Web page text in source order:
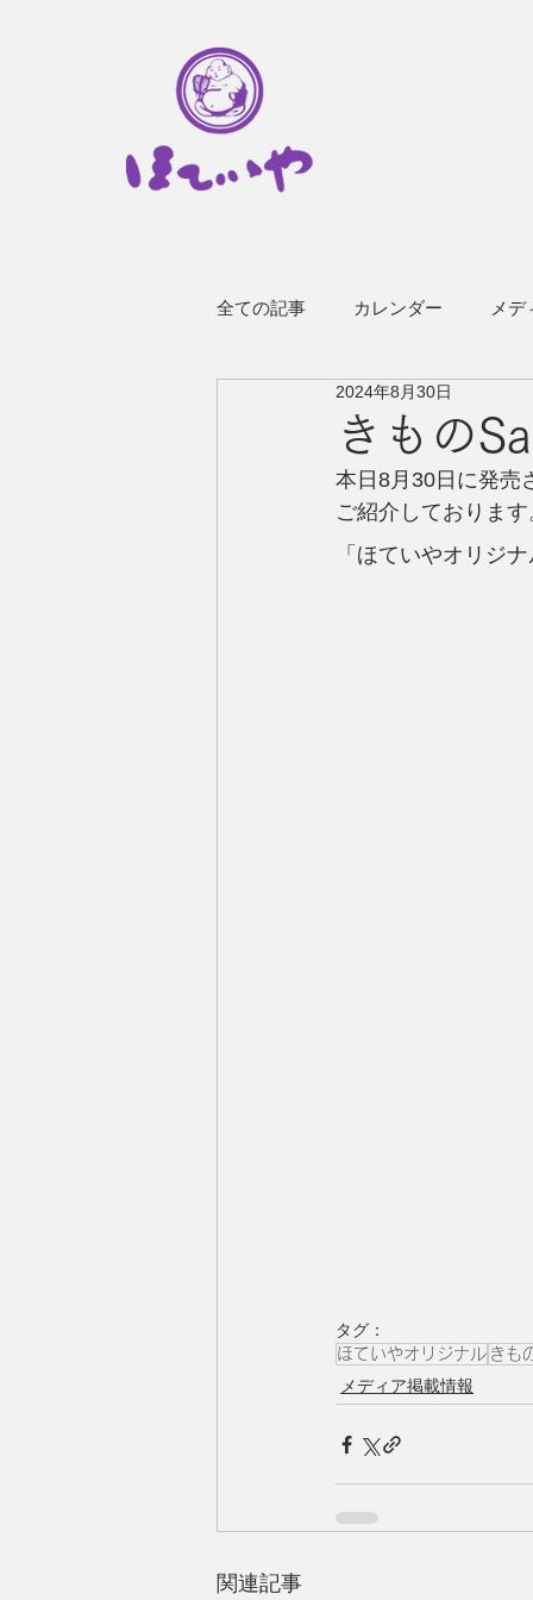
全ての記事 カレンダー メ
その他のお知らせ
きもの
2024年8月30日
本日8月30日に発売
ご紹介しております
「ほていやオリジ
タグ：
ほていやオリジナル きも
メディア掲載情報
関連記事